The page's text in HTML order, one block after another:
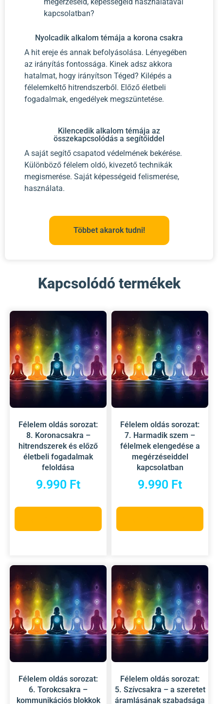
megérzéseid, képességeid használatával
kapcsolatban?
Nyolcadik alkalom témája a korona csakra
A hit ereje és annak befolyásolása. Lényegében
az irányítás fontossága. Kinek adsz akkora
hatalmat, hogy irányítson Téged? Kilépés a
félelemkeltő hitrendszerből. Előző életbeli
fogadalmak, engedélyek megszüntetése.
Kilencedik alkalom témája az
összekapcsolódás a segítőiddel
A saját segítő csapatod védelmének bekérése.
Különböző félelem oldó, kivezető technikák
megismerése. Saját képességeid felismerése,
használata.
Többet akarok tudni!
Kapcsolódó termékek
Félelem oldás sorozat:
8. Koronacsakra –
hitrendszerek és előző
életbeli fogadalmak
feloldása
9.990 Ft
Félelem oldás sorozat:
7. Harmadik szem –
félelmek elengedése a
megérzéseiddel
kapcsolatban
9.990 Ft
Félelem oldás sorozat:
6. Torokcsakra –
kommunikációs blokkok
Félelem oldás sorozat:
5. Szívcsakra – a szeretet
áramlásának szabadsága